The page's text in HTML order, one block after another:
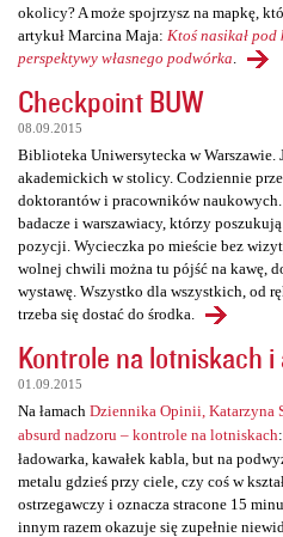
okolicy? A może spojrzysz na mapkę,
artykuł Marcina Maja: Ktoś nasikał
perspektywy własnego podwórka
Checkpoint BUW
08.09.2015
Biblioteka Uniwersytecka w
akademickich w stolicy. Codziennie
doktorantów i pracowników
badacze i warszawiacy, którzy
pozycji. Wycieczka po mieście bez
wolnej chwili można tu pójść na kawę,
wystawę. Wszystko dla wszystkich, od
trzeba się dostać do środka.
Kontrole na lotniskach
01.09.2015
Na łamach Dziennika Opinii, Katarzyna
absurd nadzoru – kontrole na lotniskach
ładowarka, kawałek kabla, but na
metalu gdzieś przy ciele, czy coś w
ostrzegawczy i oznacza stracone 15
innym razem okazuje się zupełnie